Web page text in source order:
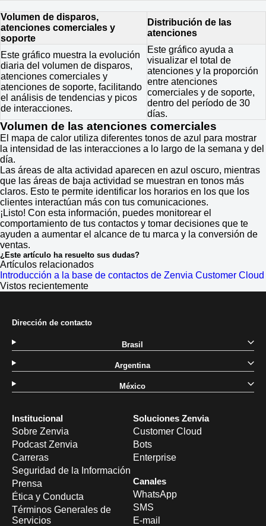
Volumen de disparos,
atenciones comerciales y
soporte
Distribución de las
atenciones
Este gráfico muestra la evolución
diaria del volumen de disparos,
atenciones comerciales y
atenciones de soporte, facilitando
el análisis de tendencias y picos
de interacciones.
Este gráfico ayuda a
visualizar el total de
atenciones y la proporción
entre atenciones
comerciales y de soporte,
dentro del período de 30
días.
Volumen de las atenciones comerciales
El mapa de calor utiliza diferentes tonos de azul para mostrar
la intensidad de las interacciones a lo largo de la semana y del
día.
Las áreas de alta actividad aparecen en azul oscuro, mientras
que las áreas de baja actividad se muestran en tonos más
claros. Esto te permite identificar los horarios en los que los
clientes interactúan más con tus comunicaciones.
¡Listo! Con esta información, puedes monitorear el
comportamiento de tus contactos y tomar decisiones que te
ayuden a aumentar el alcance de tu marca y la conversión de
ventas.
¿Este artículo ha resuelto sus dudas?
Artículos relacionados
Introducción a la base de contactos de Zenvia Customer Cloud
Vistos recientemente
Institucional
Sobre Zenvia
Podcast Zenvia
Carreras
Seguridad de la Información
Prensa
Ética y Conducta
Términos Generales de
Servicios
Soluciones Zenvia
Customer Cloud
Bots
Enterprise
Canales
WhatsApp
SMS
E-mail
Dirección de contacto
Brasil
Argentina
México